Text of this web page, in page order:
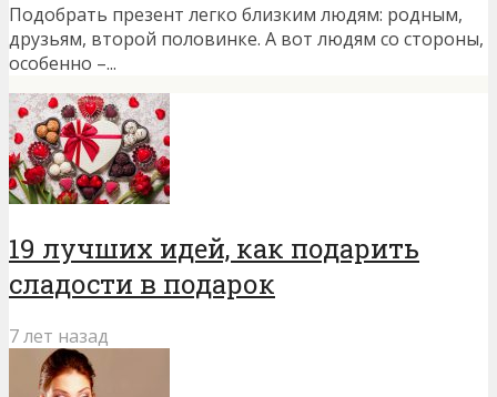
Подобрать презент легко близким людям: родным,
друзьям, второй половинке. А вот людям со стороны,
особенно –...
19 лучших идей, как подарить
сладости в подарок
7 лет назад